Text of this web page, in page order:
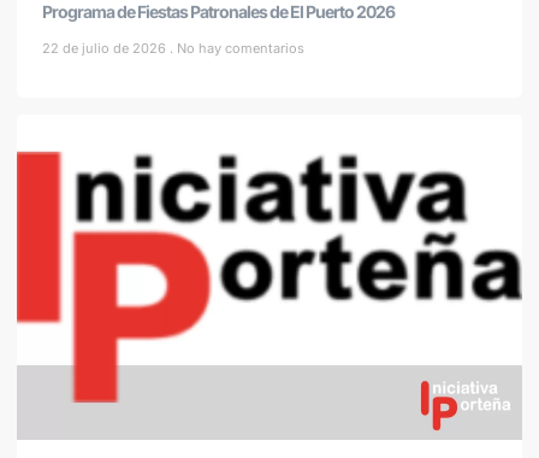
Programa de Fiestas Patronales de El Puerto 2026
22 de julio de 2026 No hay comentarios